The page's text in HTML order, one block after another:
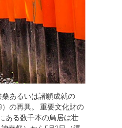
桑あるいは諸願成就の
の再興。 重要文化財の
ある数千本の鳥居は壮